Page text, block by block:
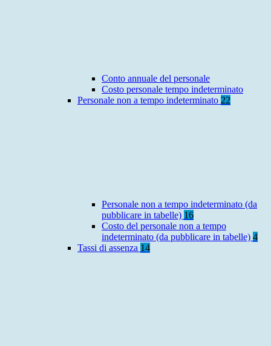
Conto annuale del personale
Costo personale tempo indeterminato
Personale non a tempo indeterminato 22
Personale non a tempo indeterminato (da
pubblicare in tabelle) 16
Costo del personale non a tempo
indeterminato (da pubblicare in tabelle) 4
Tassi di assenza 14